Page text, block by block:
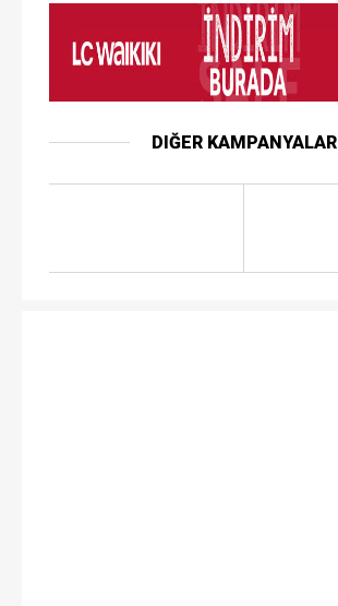
DIĞER KAMPANYALAR